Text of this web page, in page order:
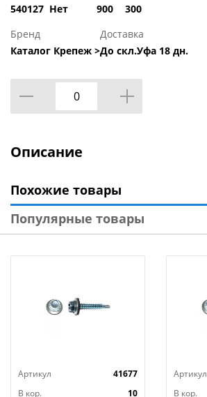
540127 Нет
900
300
Бренд
Каталог Крепеж >
Доставка
До скл.Уфа 18 дн.
Описание
Похожие товары
Популярные товары
Артикул
41677
В кор.
10
Артикул
В кор.